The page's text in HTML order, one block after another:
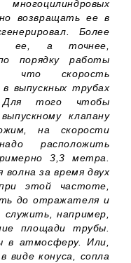
возвращать ее в
Более
ее, а точнее,
порядку работы
что скорость
выпускных трубах
того чтобы
клапану
на скорости
расположить
3,3 метра.
за время двух
этой частоте,
до отражателя и
например,
площади трубы.
в атмосферу. Или,
виде конуса, сопла